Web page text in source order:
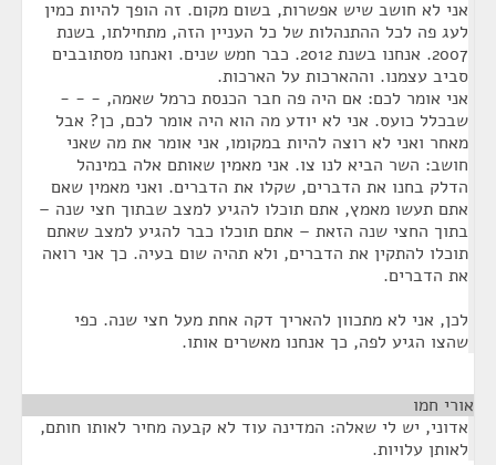
אני לא חושב שיש אפשרות, בשום מקום. זה הופך להיות כמין
לעג פה לכל ההתנהלות של כל העניין הזה, מתחילתו, בשנת
2007. אנחנו בשנת 2012. כבר חמש שנים. ואנחנו מסתובבים
סביב עצמנו. וההארכות על הארכות.
אני אומר לכם: אם היה פה חבר הכנסת כרמל שאמה, - - -
שבכלל כועס. אני לא יודע מה הוא היה אומר לכם, כן? אבל
מאחר ואני לא רוצה להיות במקומו, אני אומר את מה שאני
חושב: השר הביא לנו צו. אני מאמין שאותם אלה במינהל
הדלק בחנו את הדברים, שקלו את הדברים. ואני מאמין שאם
אתם תעשו מאמץ, אתם תוכלו להגיע למצב שבתוך חצי שנה –
בתוך החצי שנה הזאת – אתם תוכלו כבר להגיע למצב שאתם
תוכלו להתקין את הדברים, ולא תהיה שום בעיה. כך אני רואה
את הדברים.
לכן, אני לא מתכוון להאריך דקה אחת מעל חצי שנה. כפי
שהצו הגיע לפה, כך אנחנו מאשרים אותו.
אורי חמו
אדוני, יש לי שאלה: המדינה עוד לא קבעה מחיר לאותו חותם,
לאותן עלויות.